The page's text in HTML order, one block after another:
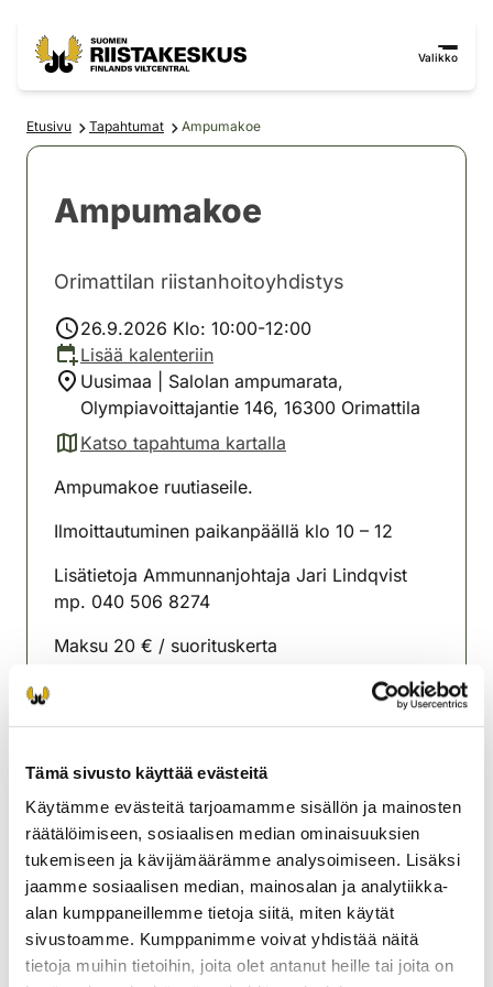
Tämä sivusto käyttää evästeitä
Käytämme evästeitä tarjoamamme sisällön ja mainosten
räätälöimiseen, sosiaalisen median ominaisuuksien
tukemiseen ja kävijämäärämme analysoimiseen. Lisäksi
jaamme sosiaalisen median, mainosalan ja analytiikka-
alan kumppaneillemme tietoja siitä, miten käytät
sivustoamme. Kumppanimme voivat yhdistää näitä
tietoja muihin tietoihin, joita olet antanut heille tai joita on
Valikko
Etusivu Tapahtumat Ampumakoe
Ampumakoe
Orimattilan riistanhoitoyhdistys
26.9.2026 Klo: 10:00-12:00
Lisää kalenteriin
Uusimaa | Salolan ampumarata,
Olympiavoittajantie 146, 16300 Orimattila
Katso tapahtuma kartalla
(avautuu uuteen välilehteen)
Ampumakoe ruutiaseile.
Ilmoittautuminen paikanpäällä klo 10 – 12
Lisätietoja Ammunnanjohtaja Jari Lindqvist
mp. 040 506 8274
Maksu 20 € / suorituskerta
Toisella radallakohdistusmahdollisuus 10 € /
Orimattilan riistanhoitoyhdistys
Uusimaa
0445664720